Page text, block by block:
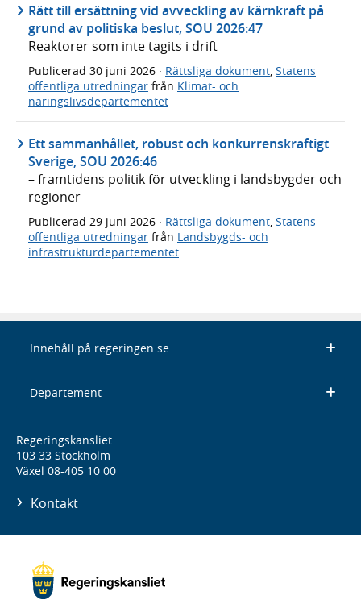
Rätt till ersättning vid avveckling av kärnkraft på
grund av politiska beslut, SOU 2026:47
Reaktorer som inte tagits i drift
Publicerad 30 juni 2026 · Rättsliga dokument, Statens
offentliga utredningar från Klimat- och
näringslivsdepartementet
Ett sammanhållet, robust och konkurrenskraftigt
Sverige, SOU 2026:46
– framtidens politik för utveckling i landsbygder och
regioner
Publicerad 29 juni 2026 · Rättsliga dokument Statens
offentliga utredningar från Landsbygds- och
infrastrukturdepartementet
Innehåll på regeringen.se
Departement
Regeringskansliet
103 33 Stockholm
Växel 08-405 10 00
Kontakt